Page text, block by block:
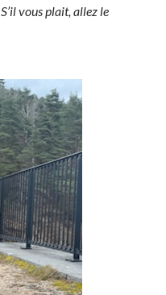
S’il vous plait, allez le